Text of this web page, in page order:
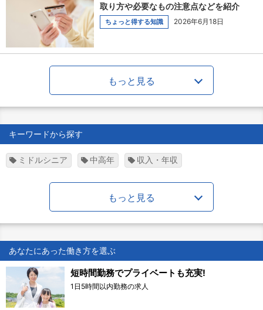
取り方や必要なもの注意点などを紹介
ちょっと得する知識 2026年6月18日
もっと見る
キーワードから探す
ミドルシニア 中高年 収入・年収
もっと見る
あなたにあった働き方を選ぶ
短時間勤務でプライベートも充実!
1日5時間以内勤務の求人